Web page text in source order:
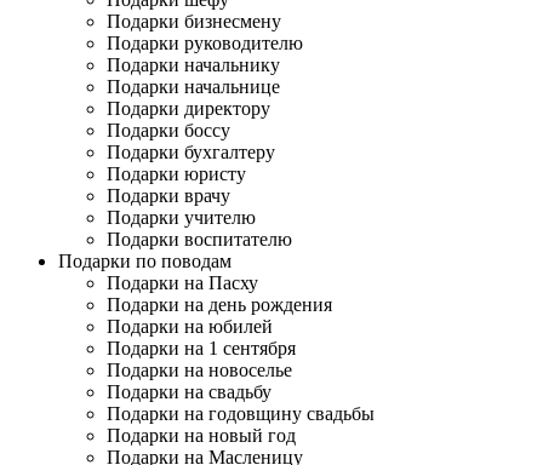
Подарки бизнесмену
Подарки руководителю
Подарки начальнику
Подарки начальнице
Подарки директору
Подарки боссу
Подарки бухгалтеру
Подарки юристу
Подарки врачу
Подарки учителю
Подарки воспитателю
Подарки по поводам
Подарки на Пасху
Подарки на день рождения
Подарки на юбилей
Подарки на 1 сентября
Подарки на новоселье
Подарки на свадьбу
Подарки на годовщину свадьбы
Подарки на новый год
Подарки на Масленицу